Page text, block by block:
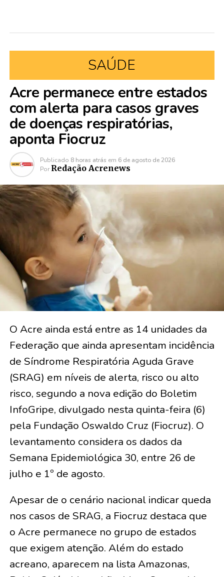
SAÚDE
Acre permanece entre estados
com alerta para casos graves
de doenças respiratórias,
aponta Fiocruz
Publicado 8 horas atrás em 6 de agosto de 2026
Por Redação Acrenews
O Acre ainda está entre as 14 unidades da
Federação que ainda apresentam incidência
de Síndrome Respiratória Aguda Grave
(SRAG) em níveis de alerta, risco ou alto
risco, segundo a nova edição do Boletim
InfoGripe, divulgado nesta quinta-feira (6)
pela Fundação Oswaldo Cruz (Fiocruz). O
levantamento considera os dados da
Semana Epidemiológica 30, entre 26 de
julho e 1º de agosto.
Apesar de o cenário nacional indicar queda
nos casos de SRAG, a Fiocruz destaca que
o Acre permanece no grupo de estados
que exigem atenção. Além do estado
acreano, aparecem na lista Amazonas,